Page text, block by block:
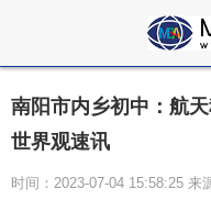
南阳市内乡初中：航
世界观速讯
时间：2023-07-04 15:58:25 来